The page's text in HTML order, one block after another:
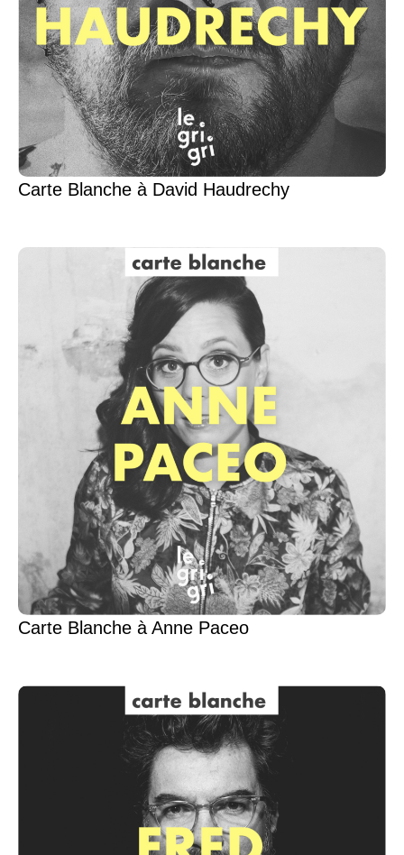
Carte Blanche à David Haudrechy
Carte Blanche à Anne Paceo